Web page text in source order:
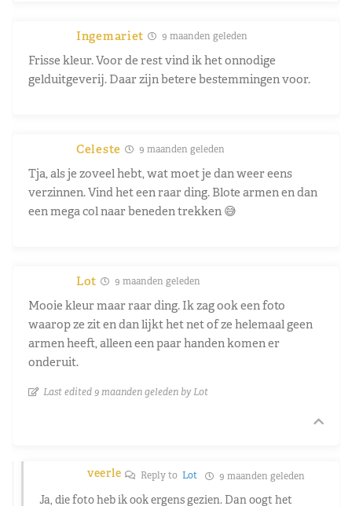
Ingemariet 9 maanden geleden
Frisse kleur. Voor de rest vind ik het onnodige
gelduitgeverij. Daar zijn betere bestemmingen voor.
Celeste 9 maanden geleden
Tja, als je zoveel hebt, wat moet je dan weer eens
verzinnen. Vind het een raar ding. Blote armen en dan
een mega col naar beneden trekken 😅
Lot 9 maanden geleden
Mooie kleur maar raar ding. Ik zag ook een foto
waarop ze zit en dan lijkt het net of ze helemaal geen
armen heeft, alleen een paar handen komen er
onderuit.
Last edited 9 maanden geleden by Lot
veerle Reply toLot 9 maanden geleden
Ja, die foto heb ik ook ergens gezien. Dan oogt het